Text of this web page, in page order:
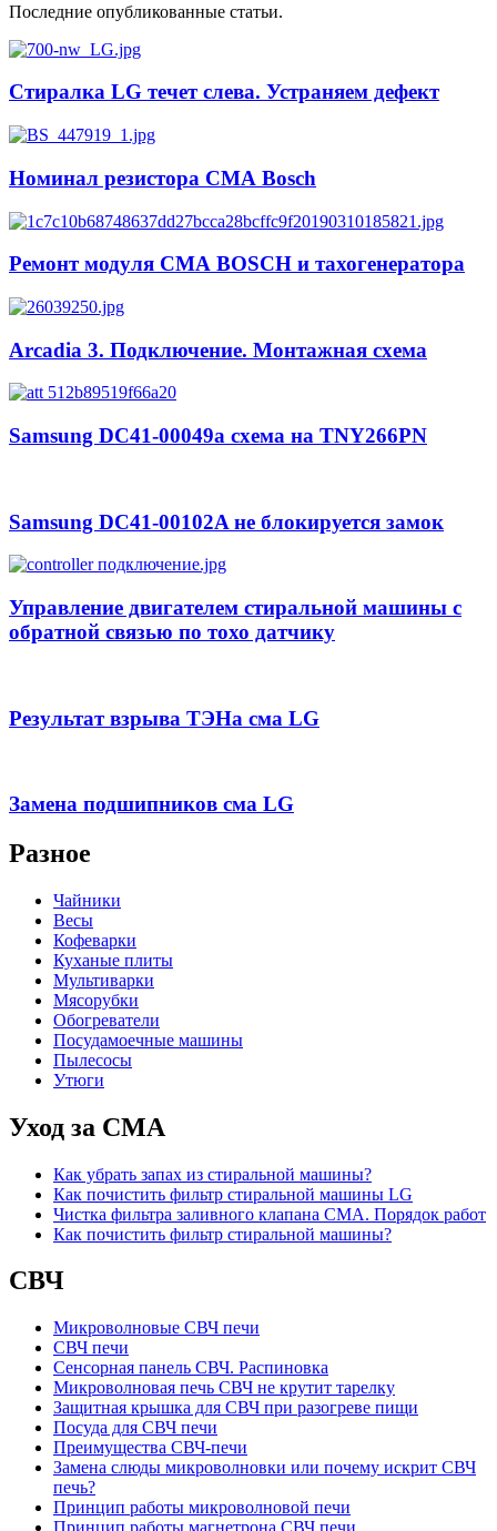
Последние опубликованные статьи.
Стиралка LG течет слева. Устраняем дефект
Номинал резистора СМА Bosch
Ремонт модуля СМА BOSCH и тахогенератора
Arcadia 3. Подключение. Монтажная схема
Samsung DC41-00049a схема на TNY266PN
Samsung DC41-00102A не блокируется замок
Управление двигателем стиральной машины с
обратной связью по тохо датчику
Результат взрыва ТЭНа сма LG
Замена подшипников сма LG
Разное
Чайники
Весы
Кофеварки
Куханые плиты
Мультиварки
Мясорубки
Обогреватели
Посудамоечные машины
Пылесосы
Утюги
Уход за СМА
Как убрать запах из стиральной машины?
Как почистить фильтр стиральной машины LG
Чистка фильтра заливного клапана СМА. Порядок работ
Как почистить фильтр стиральной машины?
СВЧ
Микроволновые СВЧ печи
СВЧ печи
Сенсорная панель СВЧ. Распиновка
Микроволновая печь СВЧ не крутит тарелку
Защитная крышка для СВЧ при разогреве пищи
Посуда для СВЧ печи
Преимущества СВЧ-печи
Замена слюды микроволновки или почему искрит СВЧ
печь?
Принцип работы микроволновой печи